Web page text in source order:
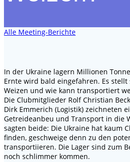
Alle Meeting-Berichte
In der Ukraine lagern Millionen
Ernte wird bald eingefahren. Es
Weizen und wie kann transportiert
Die Clubmitglieder Rolf Christian
Dirk Emmerich (Logistik) zeichneten
Getreideanbeu und Transport in die
sagten beide: Die Ukraine hat kaum
finden, geschweige denn zu den
transportiieren. Die Lager sind zum
noch schlimmer kommen.